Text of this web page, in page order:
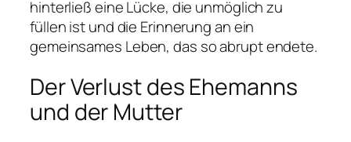
hinterließ eine Lücke, die unmöglich zu
füllen ist und die Erinnerung an ein
gemeinsames Leben, das so abrupt endete.
Der Verlust des Ehemanns
und der Mutter